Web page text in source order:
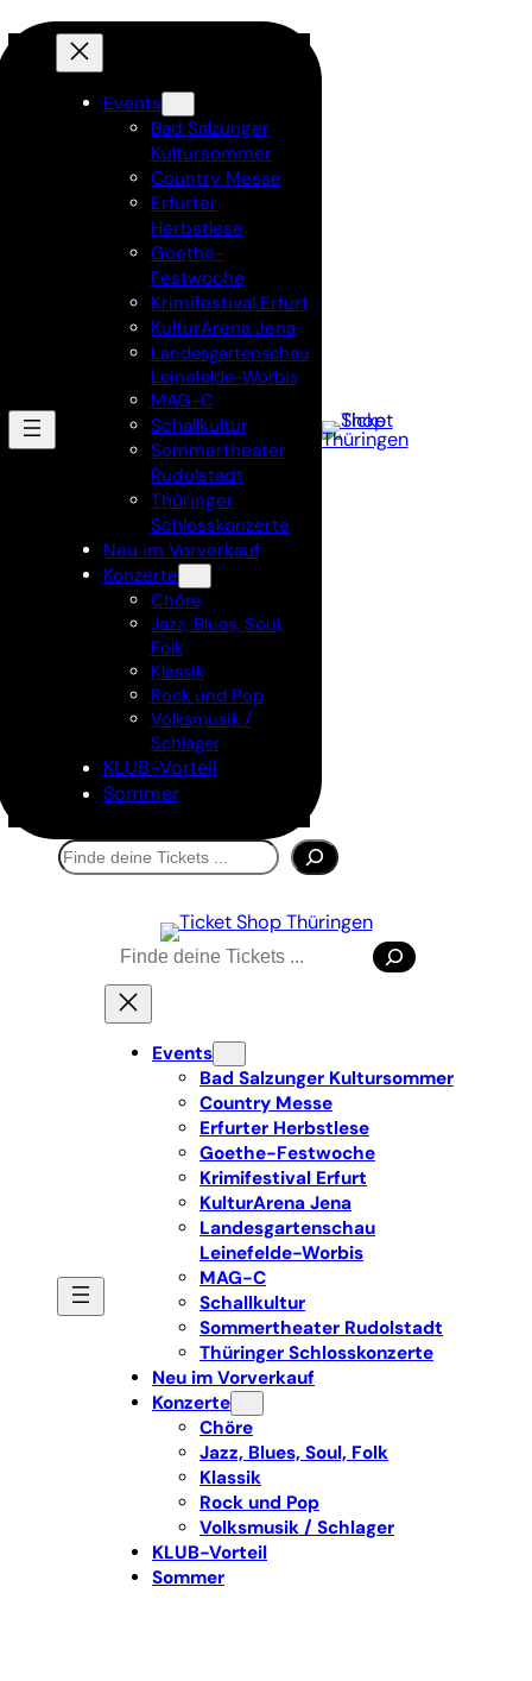
Events
Bad Salzunger
Kultursommer
Country Messe
Erfurter
Herbstlese
Goethe-
Festwoche
Krimifestival Erfurt
KulturArena Jena
Landesgartenschau
Leinefelde-Worbis
MAG-C
Schallkultur
Sommertheater
Rudolstadt
Thüringer
Schlosskonzerte
Neu im Vorverkauf
Konzerte
Chöre
Jazz, Blues, Soul,
Folk
Klassik
Rock und Pop
Volksmusik /
Schlager
KLUB-Vorteil
Sommer
Suchen
Suchen
Events
Bad Salzunger Kultursommer
Country Messe
Erfurter Herbstlese
Goethe-Festwoche
Krimifestival Erfurt
KulturArena Jena
Landesgartenschau
Leinefelde-Worbis
MAG-C
Schallkultur
Sommertheater Rudolstadt
Thüringer Schlosskonzerte
Neu im Vorverkauf
Konzerte
Chöre
Jazz, Blues, Soul, Folk
Klassik
Rock und Pop
Volksmusik / Schlager
KLUB-Vorteil
Sommer